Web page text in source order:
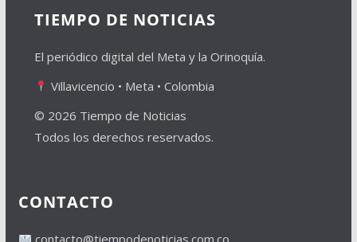
TIEMPO DE NOTICIAS
El periódico digital del Meta y la Orinoquía.
Villavicencio • Meta • Colombia
© 2026 Tiempo de Noticias
Todos los derechos reservados.
CONTACTO
contacto@tiempodenoticias.com.co